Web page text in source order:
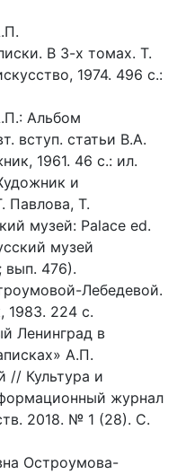
В 3-х томах. Т.
1974. 496 с.:
Альбом
вступ. статьи В.А.
1961. 46 с.: ил.
и
Павлова, Т.
музей: Palace ed.
музей
вып. 476).
Лебедевой.
1983. 224 с.
Ленинград в
А.П.
// Культура и
журнал
2018. № 1 (28). С.
Остроумова-